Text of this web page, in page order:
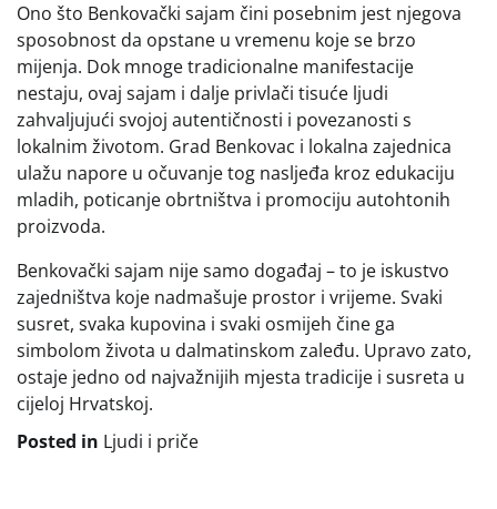
Ono što Benkovački sajam čini posebnim jest njegova
sposobnost da opstane u vremenu koje se brzo
mijenja. Dok mnoge tradicionalne manifestacije
nestaju, ovaj sajam i dalje privlači tisuće ljudi
zahvaljujući svojoj autentičnosti i povezanosti s
lokalnim životom. Grad Benkovac i lokalna zajednica
ulažu napore u očuvanje tog nasljeđa kroz edukaciju
mladih, poticanje obrtništva i promociju autohtonih
proizvoda.
Benkovački sajam nije samo događaj – to je iskustvo
zajedništva koje nadmašuje prostor i vrijeme. Svaki
susret, svaka kupovina i svaki osmijeh čine ga
simbolom života u dalmatinskom zaleđu. Upravo zato,
ostaje jedno od najvažnijih mjesta tradicije i susreta u
cijeloj Hrvatskoj.
Posted in Ljudi i priče